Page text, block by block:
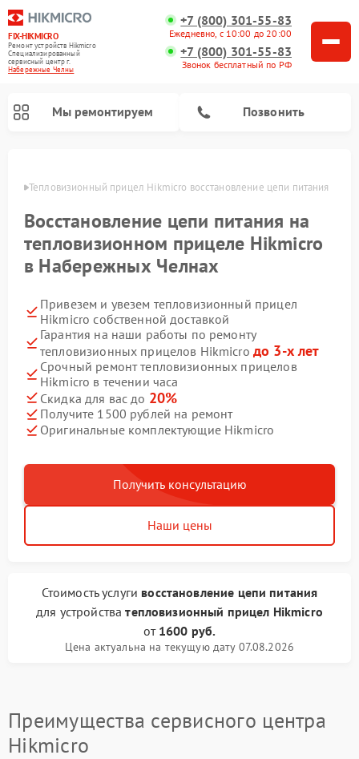
FIX-HIKMICRO
Ремонт устройств Hikmicro
Специализированный
cервисный центр г.
Набережные Челны
+7 (800) 301-55-83
Ежедневно, с 10:00 до 20:00
+7 (800) 301-55-83
Звонок бесплатный по РФ
Мы ремонтируем Позвонить
Тепловизионный прицел Hikmicro восстановление цепи питания
Восстановление цепи питания на
тепловизионном прицеле Hikmicro
в Набережных Челнах
Привезем и увезем тепловизионный прицел
Hikmicro собственной доставкой
Гарантия на наши работы по ремонту
тепловизионных прицелов Hikmicro до 3-х лет
Срочный ремонт тепловизионных прицелов
Hikmicro в течении часа
Скидка для вас до 20%
Получите 1500 рублей на ремонт
Оригинальные комплектующие Hikmicro
Получить консультацию
Наши цены
Стоимость услуги восстановление цепи питания
для устройстватепловизионный прицел Hikmicro
от 1600 руб.
Цена актуальна на текущую дату 07.08.2026
Преимущества сервисного центра
Hikmicro